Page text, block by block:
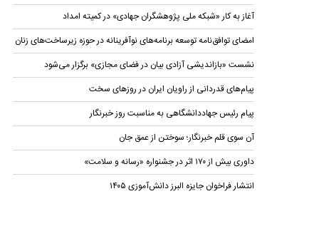
آغاز به کار «شبکه ملی پژوهشگران جهادی» در کمیته امداد
امضای توافق‌نامه توسعه برنامه‌های نوآفرینانه در حوزه زیرساخت‏‌های زنان
نشست «بازاندیشی آزادی بیان در فضای مجازی» برگزار می‌شود
پیام‌های قدردانی از راویان ایران در روزهای سخت
پیام رئیس جهاددانشگاهی به مناسبت روز خبرنگار
آن سوی قلم خبرنگار؛ سوختن از عمق جان
داوری بیش از ۱۷۰ اثر در جشنواره «رسانه و سلامت»
انتشار فراخوان جایزه البرز دانش‌آموزی ۱۴۰۵